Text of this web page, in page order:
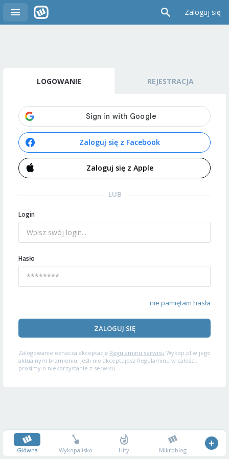
Zaloguj się
LOGOWANIE REJESTRACJA
Zaloguj się z Facebook
Zaloguj się z Apple
LUB
Login
Hasło
nie pamiętam hasła
ZALOGUJ SIĘ
Zalogowanie oznacza akceptację Regulaminu serwisu Wykop.pl w jego
aktualnym brzmieniu. Jeśli nie akceptujesz Regulaminu w całości,
prosimy o niekorzystanie z serwisu.
Główna Wykopalisko Hity Mikroblog